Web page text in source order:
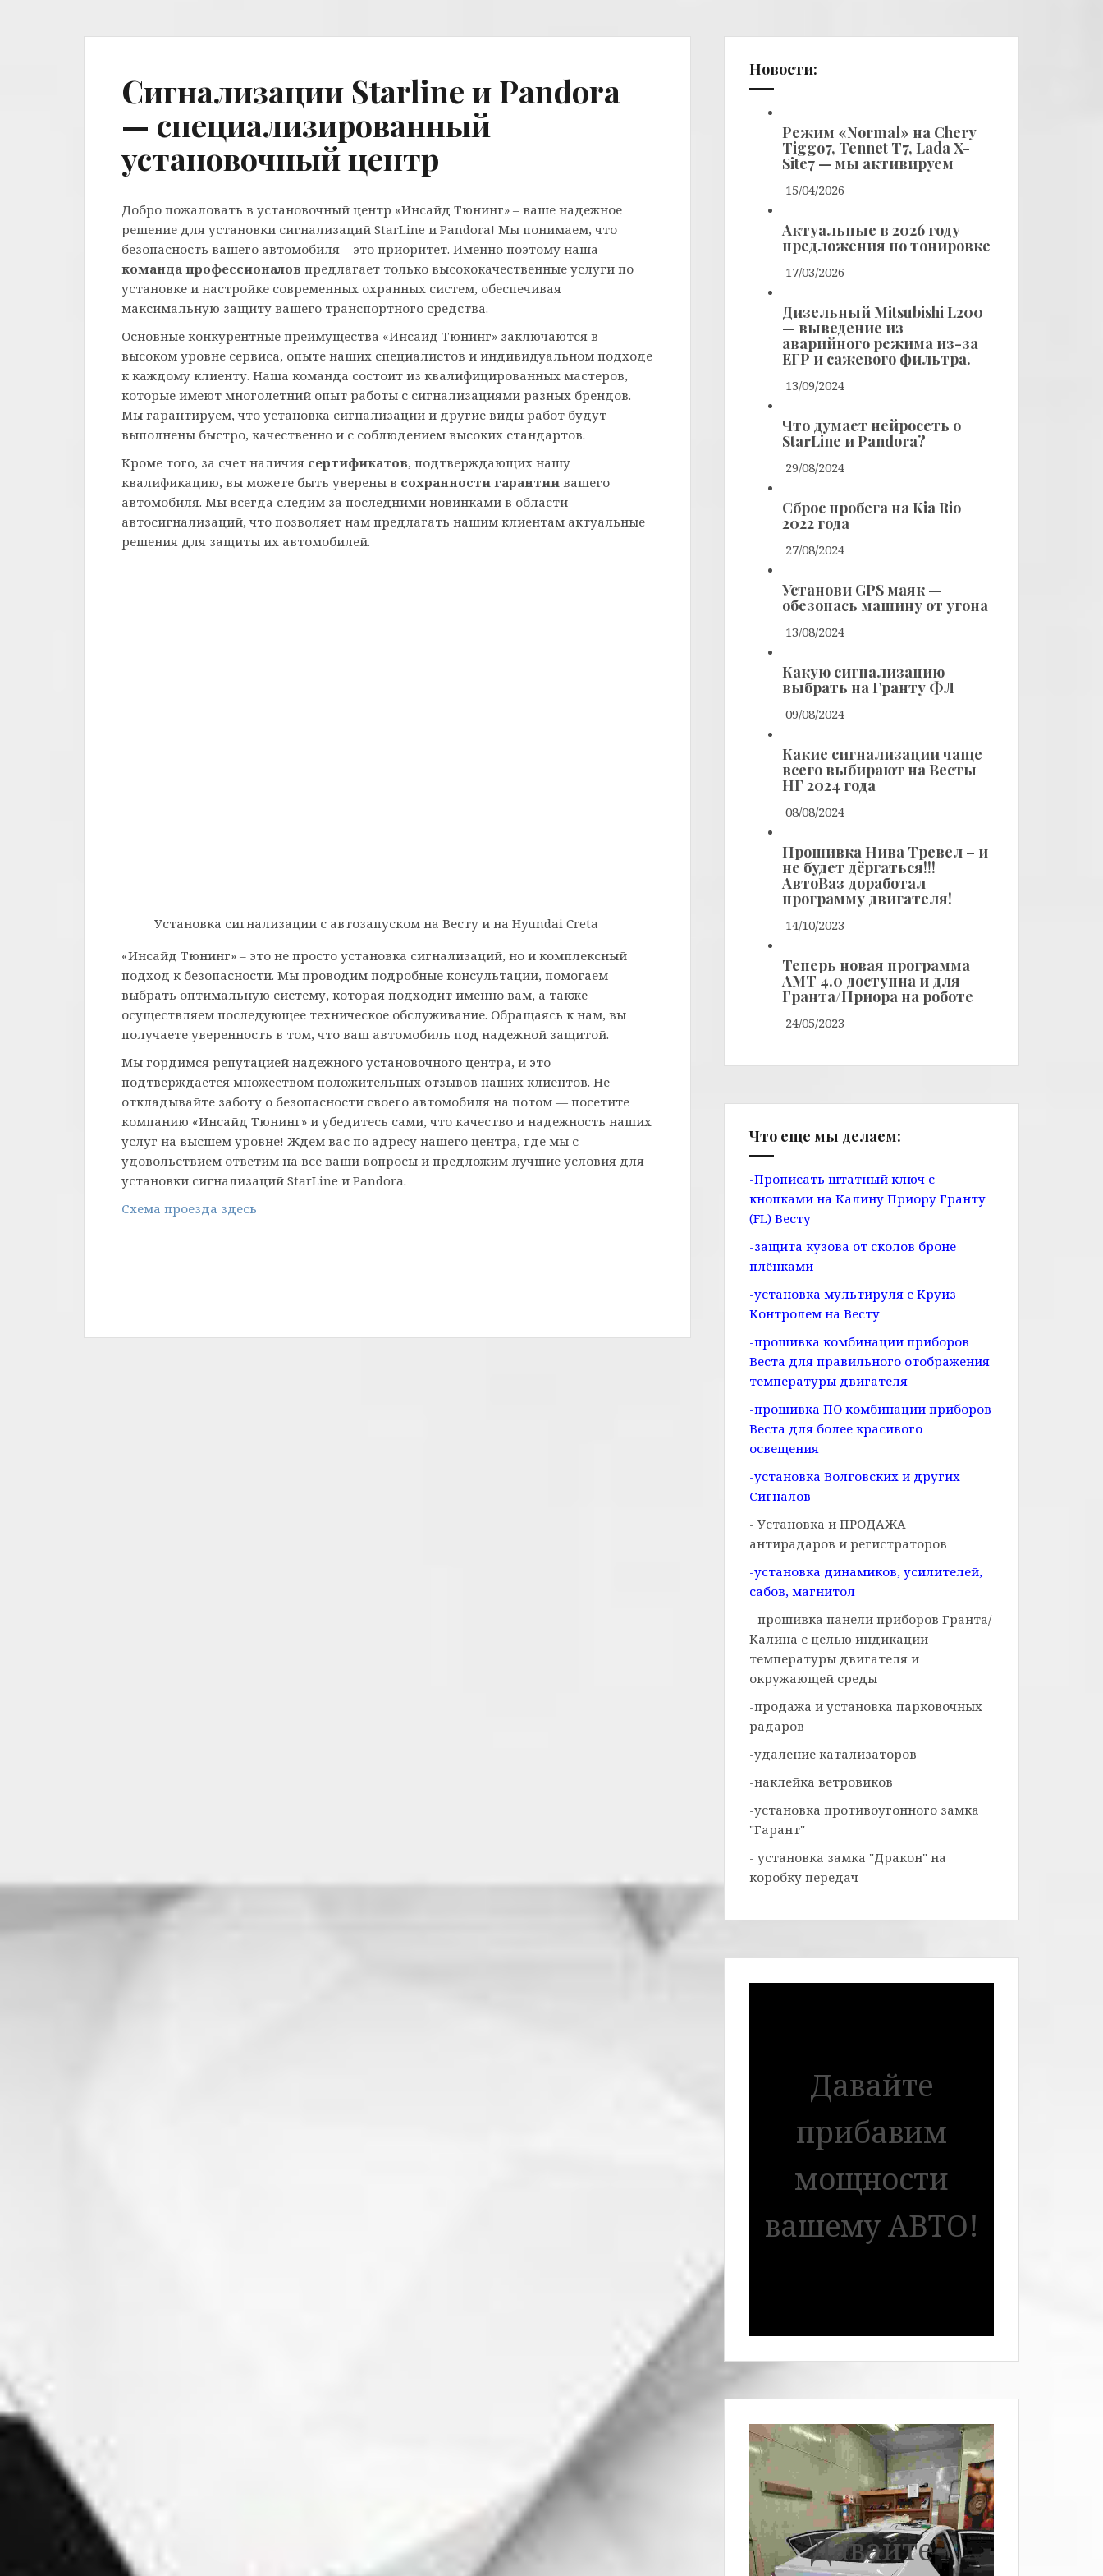
Cигнализации Starline и Pandora
— специализированный
установочный центр
Добро пожаловать в установочный центр «Инсайд Тюнинг» – ваше надежное
решение для установки сигнализаций StarLine и Pandora! Мы понимаем, что
безопасность вашего автомобиля – это приоритет. Именно поэтому наша
команда профессионалов предлагает только высококачественные услуги по
установке и настройке современных охранных систем, обеспечивая
максимальную защиту вашего транспортного средства.
Основные конкурентные преимущества «Инсайд Тюнинг» заключаются в
высоком уровне сервиса, опыте наших специалистов и индивидуальном подходе
к каждому клиенту. Наша команда состоит из квалифицированных мастеров,
которые имеют многолетний опыт работы с сигнализациями разных брендов.
Мы гарантируем, что установка сигнализации и другие виды работ будут
выполнены быстро, качественно и с соблюдением высоких стандартов.
Кроме того, за счет наличия сертификатов, подтверждающих нашу
квалификацию, вы можете быть уверены в сохранности гарантии вашего
автомобиля. Мы всегда следим за последними новинками в области
автосигнализаций, что позволяет нам предлагать нашим клиентам актуальные
решения для защиты их автомобилей.
Установка сигнализации с автозапуском на Весту и на Hyundai Creta
«Инсайд Тюнинг» – это не просто установка сигнализаций, но и комплексный
подход к безопасности. Мы проводим подробные консультации, помогаем
выбрать оптимальную систему, которая подходит именно вам, а также
осуществляем последующее техническое обслуживание. Обращаясь к нам, вы
получаете уверенность в том, что ваш автомобиль под надежной защитой.
Мы гордимся репутацией надежного установочного центра, и это
подтверждается множеством положительных отзывов наших клиентов. Не
откладывайте заботу о безопасности своего автомобиля на потом — посетите
компанию «Инсайд Тюнинг» и убедитесь сами, что качество и надежность наших
услуг на высшем уровне! Ждем вас по адресу нашего центра, где мы с
удовольствием ответим на все ваши вопросы и предложим лучшие условия для
установки сигнализаций StarLine и Pandora.
Схема проезда здесь
Новости:
Режим «Normal» на Chery
Tiggo7, Tennet T7, Lada X-
Site7 — мы активируем
15/04/2026
Актуальные в 2026 году
предложения по тонировке
17/03/2026
Дизельный Mitsubishi L200
— выведение из
аварийного режима из-за
ЕГР и сажевого фильтра.
13/09/2024
Что думает нейросеть о
StarLine и Pandora?
29/08/2024
Сброс пробега на Kia Rio
2022 года
27/08/2024
Установи GPS маяк —
обезопась машину от угона
13/08/2024
Какую сигнализацию
выбрать на Гранту ФЛ
09/08/2024
Какие сигнализации чаще
всего выбирают на Весты
НГ 2024 года
08/08/2024
Прошивка Нива Тревел – и
не будет дёргаться!!!
АвтоВаз доработал
программу двигателя!
14/10/2023
Теперь новая программа
АМТ 4.0 доступна и для
Гранта/Приора на роботе
24/05/2023
Что еще мы делаем:
-Прописать штатный ключ с
кнопками на Калину Приору Гранту
(FL) Весту
-защита кузова от сколов броне
плёнками
-установка мультируля с Круиз
Контролем на Весту
-прошивка комбинации приборов
Веста для правильного отображения
температуры двигателя
-прошивка ПО комбинации приборов
Веста для более красивого
освещения
-установка Волговских и других
Сигналов
- Установка и ПРОДАЖА
антирадаров и регистраторов
-установка динамиков, усилителей,
сабов, магнитол
- прошивка панели приборов Гранта/
Калина с целью индикации
температуры двигателя и
окружающей среды
-продажа и установка парковочных
радаров
-удаление катализаторов
-наклейка ветровиков
-установка противоугонного замка
"Гарант"
- установка замка "Дракон" на
коробку передач
Давайте
прибавим
мощности
вашему АВТО!
Давайте